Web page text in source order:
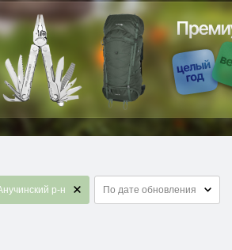
р-н По дате обновления